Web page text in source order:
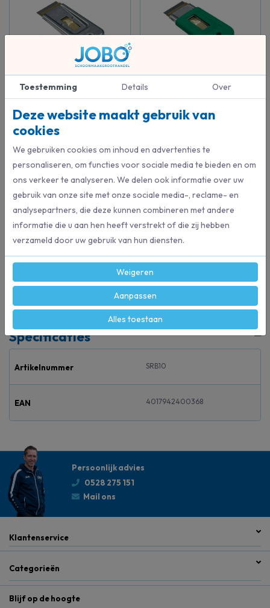
Beschrijving
Glasschrapermes voor SR03K en SR20K.
Box à 100 messen.
– Effectief: zeer scherp (eenzijdig).
– Veilig: beugelmes met aluminium houder.
– Praktisch: makkelijk wisselen van het mes.
Specificaties
Artikelnummer SRB10
EAN 4017942400368
Veiligheidsschraper
Unger
€ 5,15
Bestel direct
veiligheidsschraper
Unger
Bestel direct
Persoonlijk advies
0528 275 151
Mail ons
Klantenservice
Categorieën
Blijf op de hoogte
Toestemming Details Over
Deze website maakt gebruik van
cookies
We gebruiken cookies om inhoud en advertenties te
personaliseren, om functies voor sociale media te bieden en om
ons verkeer te analyseren. We delen ook informatie over uw
gebruik van onze site met onze sociale media-, reclame- en
analysepartners, die deze kunnen combineren met andere
informatie die u aan hen heeft verstrekt of die zij hebben
verzameld door uw gebruik van hun diensten.
Weigeren
Aanpassen
Alles toestaan